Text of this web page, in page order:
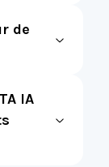
de
IA